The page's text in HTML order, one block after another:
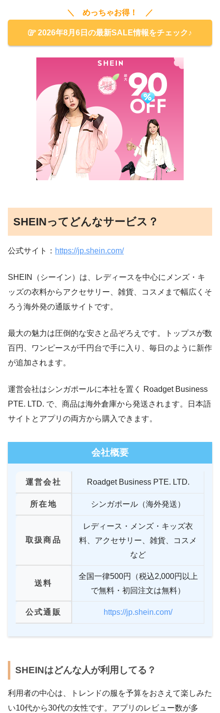
＼ めっちゃお得！ ／
2026年8月6日の最新SALE情報をチェック♪
SHEINってどんなサービス？
公式サイト： https://jp.shein.com/
SHEIN（シーイン）は、レディースを中心にメンズ・キ
ッズの衣料からアクセサリー、雑貨、コスメまで幅広くそ
ろう海外発の通販サイトです。
最大の魅力は圧倒的な安さと品ぞろえです。トップスが数
百円、ワンピースが千円台で手に入り、毎日のように新作
が追加されます。
運営会社はシンガポールに本社を置く Roadget Business
PTE. LTD. で、商品は海外倉庫から発送されます。日本語
サイトとアプリの両方から購入できます。
会社概要
運営会社 Roadget Business PTE. LTD.
所在地 シンガポール（海外発送）
取扱商品
レディース・メンズ・キッズ衣
料、アクセサリー、雑貨、コスメ
など
送料
全国一律500円（税込2,000円以上
で無料・初回注文は無料）
公式通販 https://jp.shein.com/
SHEINはどんな人が利用してる？
利用者の中心は、トレンドの服を予算をおさえて楽しみた
い10代から30代の女性です。アプリのレビュー数が多